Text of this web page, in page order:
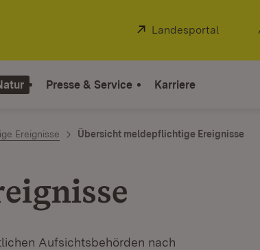
Extern:
Landesportal
Presse & Service Karriere
Ereignisse Übersicht meldepflichtige Ereignisse
Aufsichtsbehörden nach